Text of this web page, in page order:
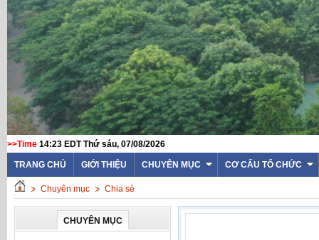
>>Time 14:23 EDT Thứ sáu, 07/08/2026
TRANG CHỦ GIỚI THIỆU CHUYÊN MỤC CƠ CẤU TỔ CHỨC
Chuyên mục Chia sẻ
CHUYÊN MỤC